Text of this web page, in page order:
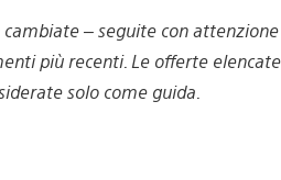
– seguite con
più recenti. Le offerte
solo come guida.